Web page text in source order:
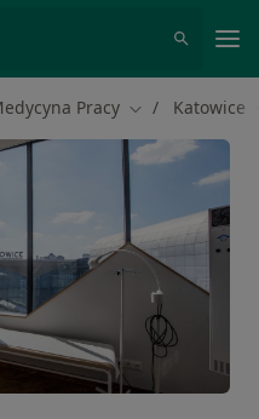
Pracy Zmień miasto
Katowice